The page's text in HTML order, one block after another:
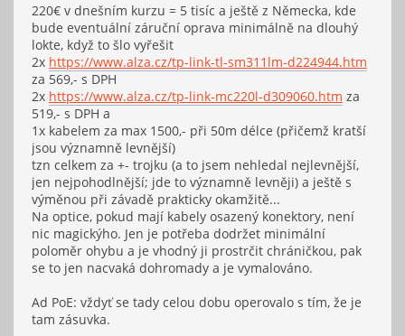
220€ v dnešním kurzu = 5 tisíc a ještě z Německa, kde
bude eventuální záruční oprava minimálně na dlouhý
lokte, když to šlo vyřešit
2x https://www.alza.cz/tp-link-tl-sm311lm-d224944.htm
za 569,- s DPH
2x https://www.alza.cz/tp-link-mc220l-d309060.htm za
519,- s DPH a
1x kabelem za max 1500,- při 50m délce (přičemž kratší
jsou významně levnější)
tzn celkem za +- trojku (a to jsem nehledal nejlevnější,
jen nejpohodlnější; jde to významně levněji) a ještě s
výměnou při závadě prakticky okamžitě...
Na optice, pokud mají kabely osazený konektory, není
nic magickýho. Jen je potřeba dodržet minimální
poloměr ohybu a je vhodný ji prostrčit chráničkou, pak
se to jen nacvaká dohromady a je vymalováno.
Ad PoE: vždyť se tady celou dobu operovalo s tím, že je
tam zásuvka.